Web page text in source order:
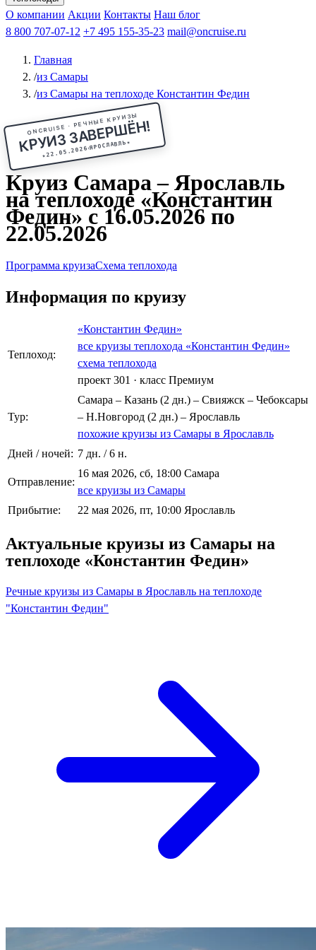
Чебоксарыиз Волгоградаиз Саратова Все города
КазаньВ Нижний НовгородВ ПермьВ Ростов-на-Дону
РыбинскНа СоловкиНа ВалаамПо ОкеПо Енисею
Афанасий Никитин Октябрьская революция
ФединАлександр СвешниковИван
МироновА.С.Попов
О компании Акции Контакты Наш блог
8 800 707-07-12 +7 495 155-35-23 mail@oncruise.ru
Главная
/из Самары
/из Самары на теплоходе Константин Федин
ONCRUISE · РЕЧНЫЕ КРУИЗЫ
КРУИЗ ЗАВЕРШЁН!
★22.05.2026
ЯРОСЛАВЛЬ★
Круиз Самара – Ярославль
на теплоходе «Константин
Федин» с 16.05.2026 по
22.05.2026
Программа круизаСхема теплохода
Информация по круизу
Теплоход:
«Константин Федин»
все круизы теплохода «Константин Федин»
схема теплохода
проект 301 · класс Премиум
Тур:
Самара – Казань (2 дн.) – Свияжск – Чебоксары
– Н.Новгород (2 дн.) – Ярославль
похожие круизы из Самары в Ярославль
Дней / ночей: 7 дн. / 6 н.
Отправление:
16 мая 2026, сб, 18:00 Самара
все круизы из Самары
Прибытие:
22 мая 2026, пт, 10:00 Ярославль
Актуальные круизы из Самары на
теплоходе «Константин Федин»
Речные круизы из Самары в Ярославль на теплоходе
"Константин Федин"